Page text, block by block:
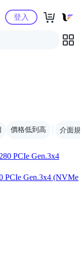
物中心
登入
價格低到高 介面規
PCIe Gen.3x4 (NVMe